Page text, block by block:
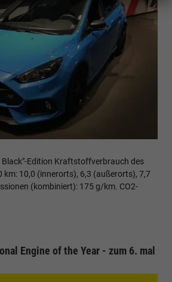
Black"-Edition Kraftstoffverbrauch des
km: 10,0 (innerorts), 6,3 (außerorts), 7,7
(kombiniert): 175 g/km. CO2-
Engine of the Year - zum 6. mal